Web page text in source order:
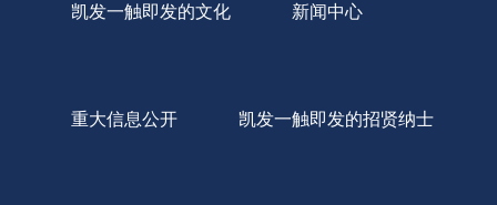
凯发一触即发的文化 新闻中心
重大信息公开 凯发一触即发的招贤纳士